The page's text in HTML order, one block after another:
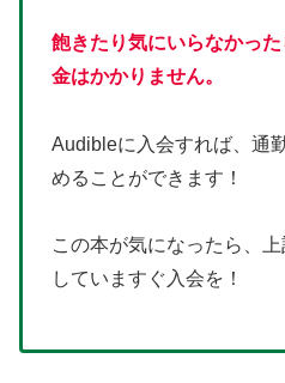
飽きたり気にいらなかっ
金はかかりません。
Audibleに入会すれば、通
めることができます！
この本が気になったら、
していますぐ入会を！